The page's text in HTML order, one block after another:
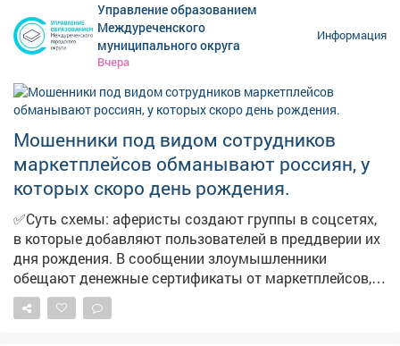
Управление образованием
Междуреченского
муниципального округа
Вчера
Информация
Мошенники под видом сотрудников
маркетплейсов обманывают россиян, у
которых скоро день рождения.
✅Суть схемы: аферисты создают группы в соцсетях,
в которые добавляют пользователей в преддверии их
дня рождения. В сообщении злоумышленники
обещают денежные сертификаты от маркетплейсов,
технику и туристические поездки по случаю
праздника. Мошенники торопят, якобы акция